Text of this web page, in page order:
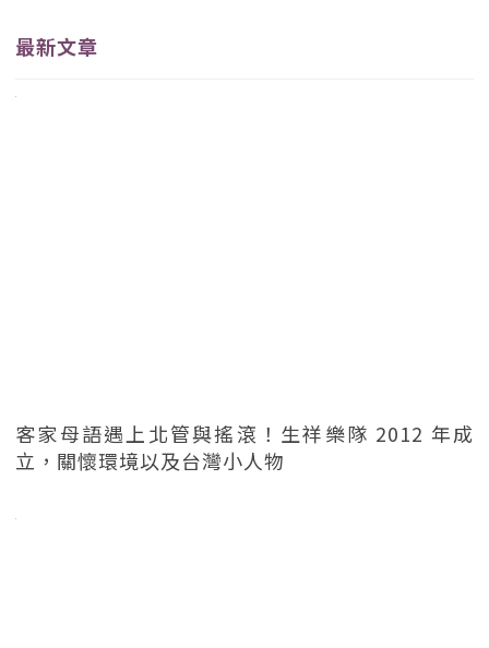
最新文章
客家母語遇上北管與搖滾！生祥樂隊 2012 年成
立，關懷環境以及台灣小人物